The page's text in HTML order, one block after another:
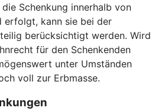
die Schenkung innerhalb von
erfolgt, kann sie bei der
berücksichtigt werden. Wird
für den Schenkenden
unter Umständen
voll zur Erbmasse.